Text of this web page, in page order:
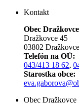
Kontakt
Obec Dražkovce
Dražkovce 45
03802 Dražkovce
Telefón na OÚ:
043/413 18 62,
Starostka obce:
Obec Dražkovce